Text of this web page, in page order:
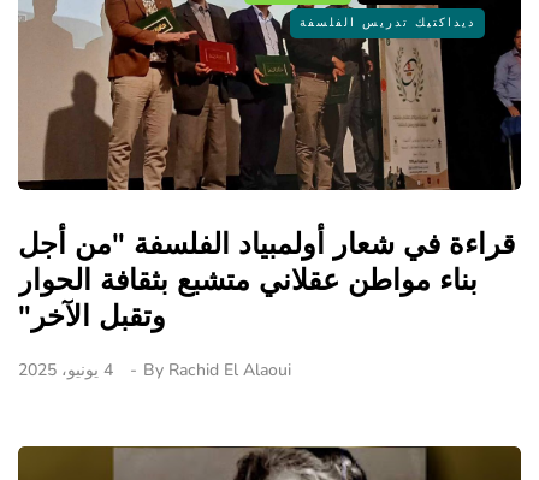
ديداكتيك تدريس الفلسفة
قراءة في شعار أولمبياد الفلسفة "من أجل
بناء مواطن عقلاني متشبع بثقافة الحوار
وتقبل الآخر"
By Rachid El Alaoui 4 يونيو، 2025